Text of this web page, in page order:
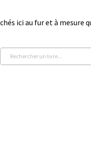
ici au fur et à mesure